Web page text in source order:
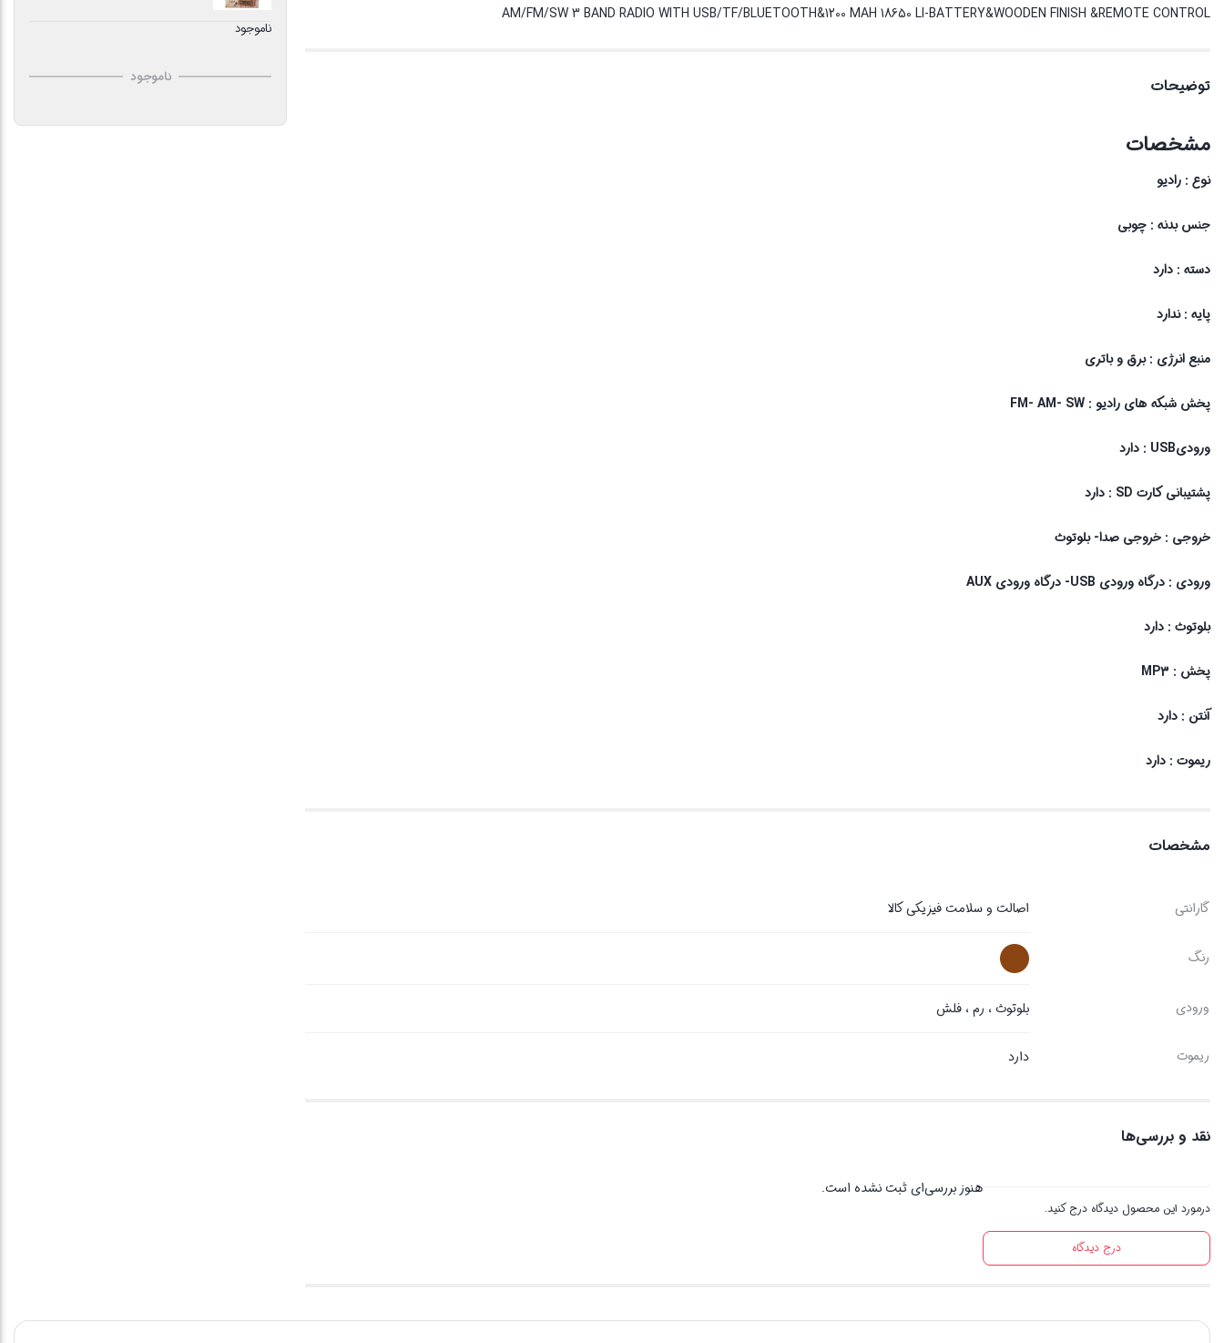
AM/FM/SW 3 BAND RADIO WITH USB/TF/BLUETOOTH&1200 MAH 18650 LI-BATTERY&WOODEN FINISH &REMOTE CONTROL
توضیحات
مشخصات
نوع : رادیو
جنس بدنه : چوبی
دسته : دارد
پایه : ندارد
منبع انرژی : برق و باتری
پخش شبکه های رادیو : FM- AM- SW
ورودیUSB : دارد
پشتیبانی کارت SD : دارد
خروجی : خروجی صدا- بلوتوث
ورودی : درگاه ورودی USB- درگاه ورودی AUX
بلوتوث : دارد
پخش : MP3
آنتن : دارد
ریموت : دارد
مشخصات
گارانتی اصالت و سلامت فیزیکی کالا
رنگ
ورودی بلوتوث ، رم ، فلش
ریموت دارد
نقد و بررسی‌ها
درمورد این محصول دیدگاه درج کنید.
درج دیدگاه
هنوز بررسی‌ای ثبت نشده است.
ناموجود
ناموجود